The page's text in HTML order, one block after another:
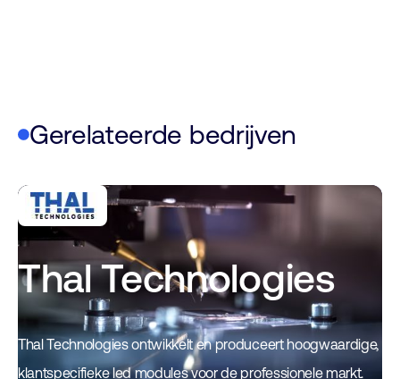
Gerelateerde bedrijven
Thal Technologies
Thal Technologies ontwikkelt en produceert hoogwaardige,
klantspecifieke led modules voor de professionele markt.